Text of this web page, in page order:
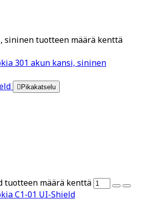
sininen tuotteen määrä kenttä
301 akun kansi, sininen
 Pikakatselu
tuotteen määrä kenttä
C1-01 UI-Shield